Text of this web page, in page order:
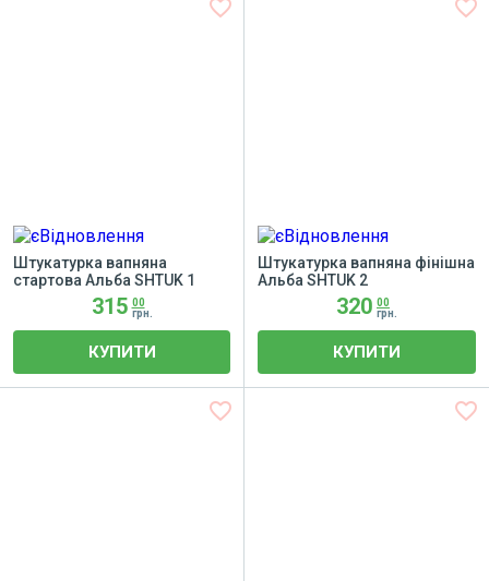
Штукатурка вапняна
стартова Альба SHTUK 1
315 00
грн.
КУПИТИ
favorite_border
Штукатурка вапняна фінішна
Альба SHTUK 2
320 00
грн.
КУПИТИ
favorite_border
favorite_border favorite_border